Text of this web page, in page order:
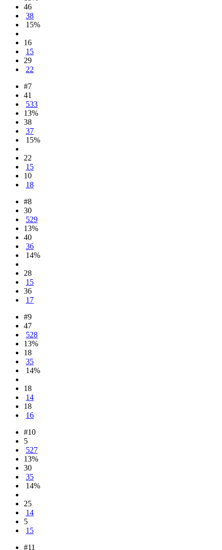
46
38
15%
16
15
29
22
#7
41
533
13%
38
37
15%
22
15
10
18
#8
30
529
13%
40
36
14%
28
15
36
17
#9
47
528
13%
18
35
14%
18
14
18
16
#10
5
527
13%
30
35
14%
25
14
5
15
#11